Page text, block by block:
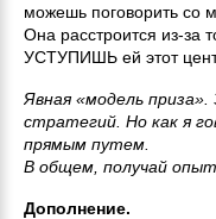
можешь поговорить со
Она расстроится из-за
УСТУПИШЬ ей этот
Явная «модель
стратегий. Но как я
прямым путем.
В общем, получай
Дополнение.